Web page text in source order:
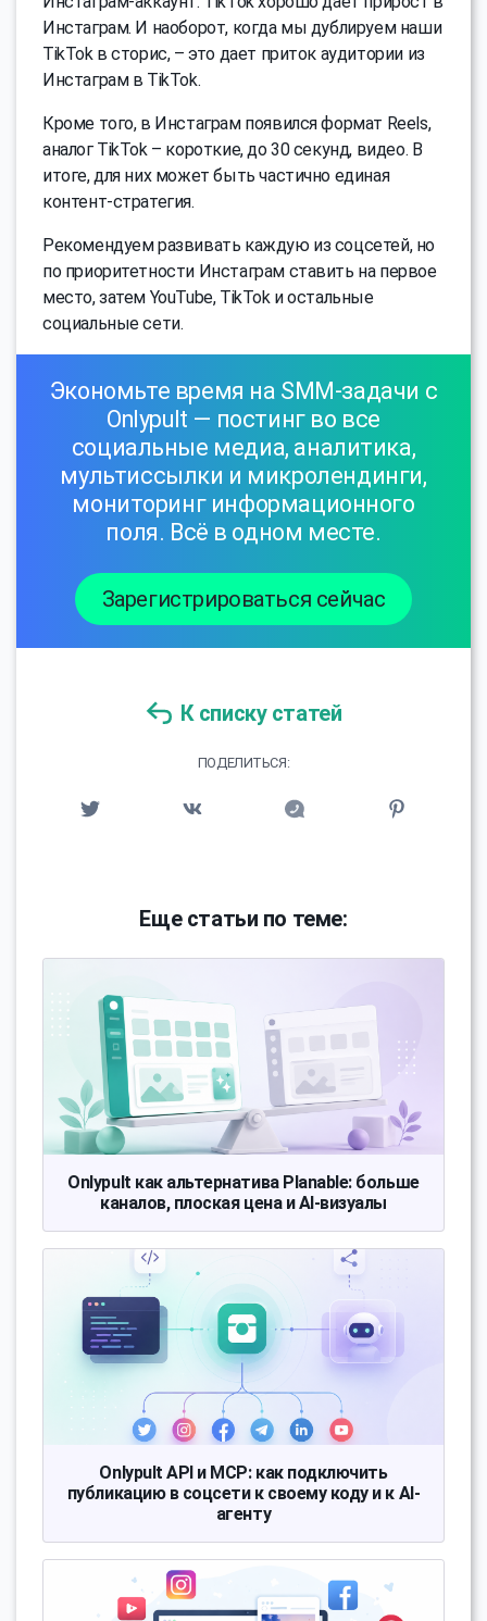
Инстаграм. И наоборот, когда мы дублируем наши
TikTok в сторис, – это дает приток аудитории из
Инстаграм в TikTok.
Кроме того, в Инстаграм появился формат Reels,
аналог TikTok – короткие, до 30 секунд, видео. В
итоге, для них может быть частично единая
контент-стратегия.
Рекомендуем развивать каждую из соцсетей, но
по приоритетности Инстаграм ставить на первое
место, затем YouTube, TikTok и остальные
социальные сети.
Экономьте время на SMM-задачи с
Onlypult — постинг во все
социальные медиа, аналитика,
мультиссылки и микролендинги,
мониторинг информационного
поля. Всё в одном месте.
Зарегистрироваться сейчас
К списку статей
ПОДЕЛИТЬСЯ:
Еще статьи по теме:
Onlypult как альтернатива Planable: больше
каналов, плоская цена и AI-визуалы
Onlypult API и MCP: как подключить
публикацию в соцсети к своему коду и к AI-
агенту